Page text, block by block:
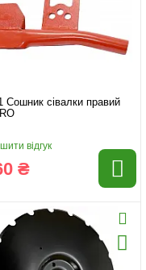
Сошник сівалки правий
відгук
₴